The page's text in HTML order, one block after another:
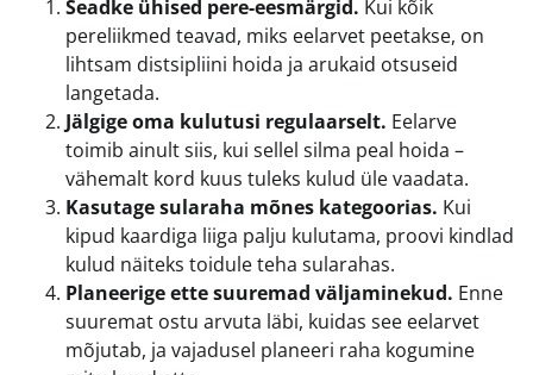
Seadke ühised pere-eesmärgid. Kui kõik
pereliikmed teavad, miks eelarvet peetakse, on
lihtsam distsipliini hoida ja arukaid otsuseid
langetada.
Jälgige oma kulutusi regulaarselt. Eelarve
toimib ainult siis, kui sellel silma peal hoida –
vähemalt kord kuus tuleks kulud üle vaadata.
Kasutage sularaha mõnes kategoorias. Kui
kipud kaardiga liiga palju kulutama, proovi kindlad
kulud näiteks toidule teha sularahas.
Planeerige ette suuremad väljaminekud. Enne
suuremat ostu arvuta läbi, kuidas see eelarvet
mõjutab, ja vajadusel planeeri raha kogumine